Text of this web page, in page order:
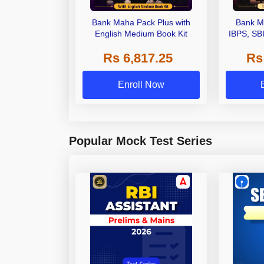
Bank Maha Pack Plus with
English Medium Book Kit
Rs 6,817.25
Enroll Now
Bank
IBPS,
Other
Popular Mock Test Series